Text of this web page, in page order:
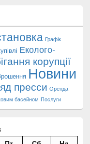
Графік
Еколого-
корупції
Новини
пресси Оренда
басейном Послуги